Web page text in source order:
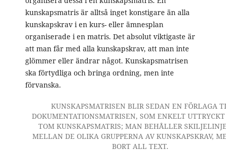
kunskapsmatris är alltså inget konstigare än alla
kunskapskrav i en kurs- eller ämnesplan
organiserade i en matris. Det absolut viktigaste är
att man får med alla kunskapskrav, att man inte
glömmer eller ändrar något. Kunskapsmatrisen
ska förtydliga och bringa ordning, men inte
förvanska.
KUNSKAPSMATRISEN BLIR SEDAN EN FÖRLAGA
DOKUMENTATIONSMATRISEN, SOM ENKELT
TOM KUNSKAPSMATRIS; MAN BEHÅLLER
MELLAN DE OLIKA GRUPPERNA AV KUNSKAPSKRAV,
BORT ALL TEXT.